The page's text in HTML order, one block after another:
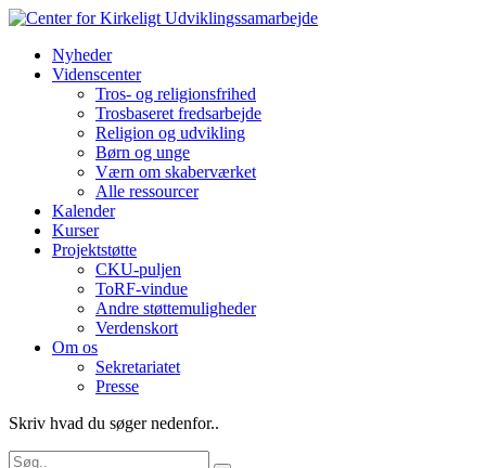
Nyheder
Videnscenter
Tros- og religionsfrihed
Trosbaseret fredsarbejde
Religion og udvikling
Børn og unge
Værn om skaberværket
Alle ressourcer
Kalender
Kurser
Projektstøtte
CKU-puljen
ToRF-vindue
Andre støttemuligheder
Verdenskort
Om os
Sekretariatet
Presse
Skriv hvad du søger nedenfor..